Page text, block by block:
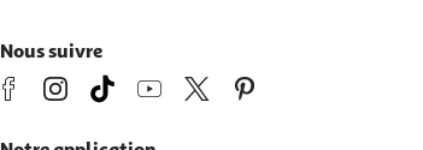
Nous suivre